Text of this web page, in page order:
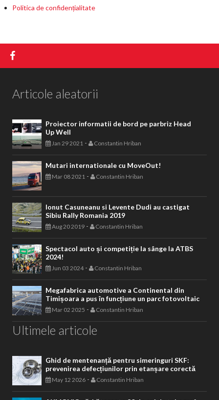
Politica de confidențialitate
Articole aleatorii
Proiector informatii de bord pe parbriz Head
Up Well
Jan 29 2021 - Constantin Hriban
Mutari internationale cu MoveOut!
Mar 08 2021 - Constantin Hriban
Ionut Casuneanu si Levente Dudi au castigat
Sibiu Rally Romania 2019
Aug 20 2019 - Constantin Hriban
Spectacol auto și competiție la sânge la ATBS
2024!
Jun 03 2024- Constantin Hriban
Megafabrica automotive a Continental din
Timișoara a pus în funcțiune un parc fotovoltaic
Mar 02 2025 - Constantin Hriban
Ultimele articole
Ghid de mentenanță pentru simeringuri SKF:
prevenirea defecțiunilor prin etanșare corectă
May 12 2026 - Constantin Hriban